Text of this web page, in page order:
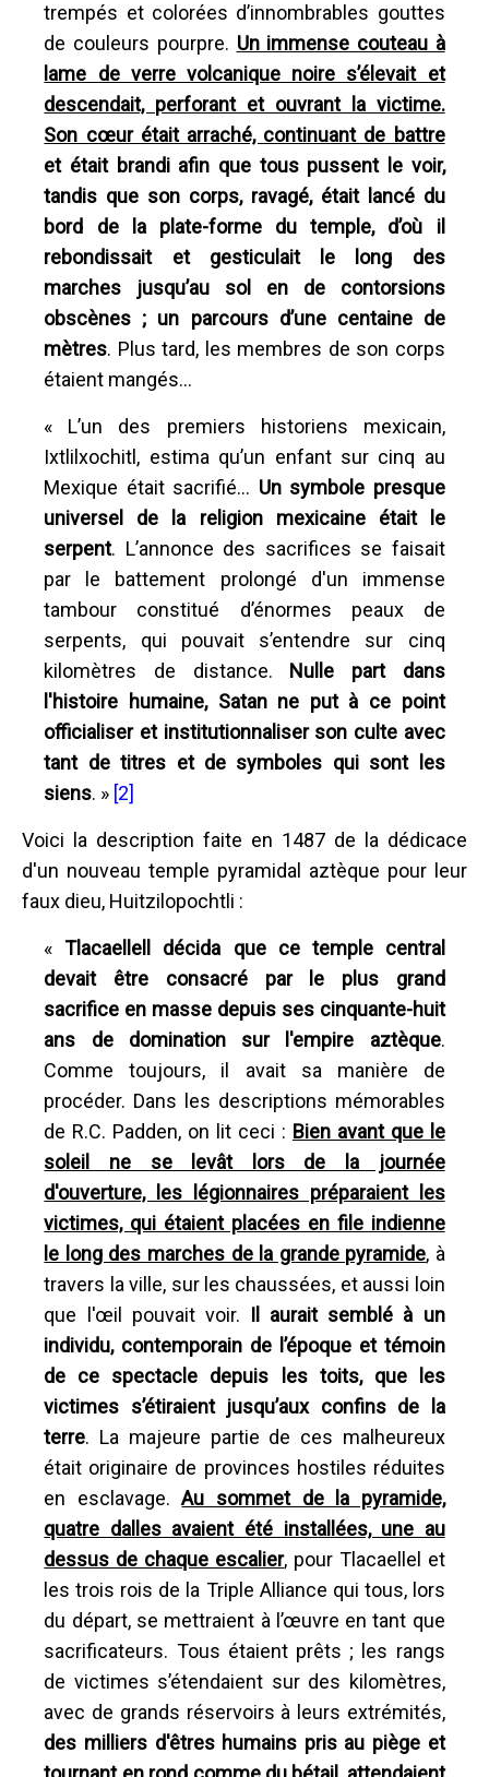
trempés et colorées d’innombrables gouttes
de couleurs pourpre. Un immense couteau à
lame de verre volcanique noire s’élevait et
descendait, perforant et ouvrant la victime.
Son cœur était arraché, continuant de battre
et était brandi afin que tous pussent le voir,
tandis que son corps, ravagé, était lancé du
bord de la plate-forme du temple, d’où il
rebondissait et gesticulait le long des
marches jusqu’au sol en de contorsions
obscènes ; un parcours d’une centaine de
mètres. Plus tard, les membres de son corps
étaient mangés...
« L’un des premiers historiens mexicain,
Ixtlilxochitl, estima qu’un enfant sur cinq au
Mexique était sacrifié... Un symbole presque
universel de la religion mexicaine était le
serpent. L’annonce des sacrifices se faisait
par le battement prolongé d'un immense
tambour constitué d’énormes peaux de
serpents, qui pouvait s’entendre sur cinq
kilomètres de distance. Nulle part dans
l'histoire humaine, Satan ne put à ce point
officialiser et institutionnaliser son culte avec
tant de titres et de symboles qui sont les
siens. » [2]
Voici la description faite en 1487 de la dédicace
d'un nouveau temple pyramidal aztèque pour leur
faux dieu, Huitzilopochtli :
«Tlacaellell décida que ce temple central
devait être consacré par le plus grand
sacrifice en masse depuis ses cinquante-huit
ans de domination sur l'empire aztèque.
Comme toujours, il avait sa manière de
procéder. Dans les descriptions mémorables
de R.C. Padden, on lit ceci : Bien avant que le
soleil ne se levât lors de la journée
d'ouverture, les légionnaires préparaient les
victimes, qui étaient placées en file indienne
le long des marches de la grande pyramide, à
travers la ville, sur les chaussées, et aussi loin
que l'œil pouvait voir. Il aurait semblé à un
individu, contemporain de l’époque et témoin
de ce spectacle depuis les toits, que les
victimes s’étiraient jusqu’aux confins de la
terre. La majeure partie de ces malheureux
était originaire de provinces hostiles réduites
en esclavage.Au sommet de la pyramide,
quatre dalles avaient été installées, une au
dessus de chaque escalier, pour Tlacaellel et
les trois rois de la Triple Alliance qui tous, lors
du départ, se mettraient à l’œuvre en tant que
sacrificateurs. Tous étaient prêts ; les rangs
de victimes s’étendaient sur des kilomètres,
avec de grands réservoirs à leurs extrémités,
des milliers d'êtres humains pris au piège et